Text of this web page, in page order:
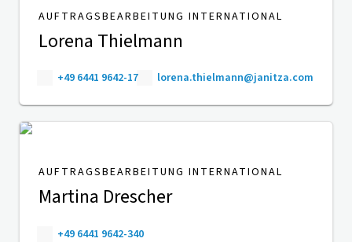
AUFTRAGSBEARBEITUNG INTERNATIONAL
Lorena Thielmann
+49 6441 9642-17 lorena.thielmann@janitza.com
AUFTRAGSBEARBEITUNG INTERNATIONAL
Martina Drescher
+49 6441 9642-340